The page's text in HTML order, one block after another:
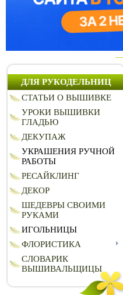
ДЛЯ РУКОДЕЛЬНИЦ
СТАТЬИ О ВЫШИВКЕ
УРОКИ ВЫШИВКИ
ГЛАДЬЮ
ДЕКУПАЖ
УКРАШЕНИЯ РУЧНОЙ
РАБОТЫ
РЕСАЙКЛИНГ
ДЕКОР
ШЕДЕВРЫ СВОИМИ
РУКАМИ
ИГОЛЬНИЦЫ
ФЛОРИСТИКА
СЛОВАРИК
ВЫШИВАЛЬЩИЦЫ